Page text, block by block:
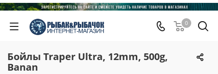
0
Бойлы Traper Ultra, 12mm, 500g,
Banan